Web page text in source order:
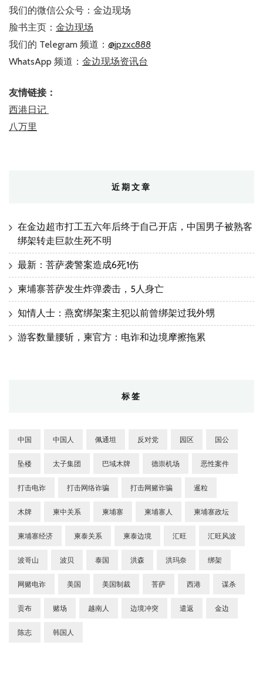
我们的微信公众号：金边现场
脸书主页： 金边现场
我们的 Telegram 频道： @jpzxc888
WhatsApp 频道： 金边现场资讯台
友情链接：
西港日记
八万里
近期文章
在金边超市打工五六年后终于自己开店，中国男子被熟客
绑架转走巨款生死不明
最新：菩萨袭警案造成6死1伤
柬埔寨菩萨发生炸弹袭击，5人身亡
知情人士：燕窝绑架案主犯以前曾绑架过我外甥
游客数量腰斩，柬官方：电诈和边境摩擦拖累
标签
中国 中国人 佩通坦 反对党 园区 国公
坠楼 太子集团 巴域木牌 德崇机场 恶性案件
打击电诈 打击网络诈骗 打击网赌诈骗 暹粒
木牌 柬中关系 柬埔寨 柬埔寨人 柬埔寨政坛
柬埔寨经济 柬泰关系 柬泰边境 汇旺 汇旺风波
波哥山 波贝 泰国 洪森 洪玛奈 绑架
网赌电诈 美国 美国制裁 菩萨 西港 谋杀
贡布 赌场 越南人 边境冲突 遣返 金边
陈志 韩国人